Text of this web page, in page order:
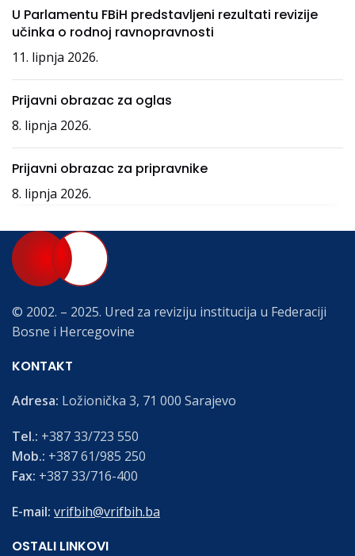
U Parlamentu FBiH predstavljeni rezultati revizije
učinka o rodnoj ravnopravnosti
11. lipnja 2026.
Prijavni obrazac za oglas
8. lipnja 2026.
Prijavni obrazac za pripravnike
8. lipnja 2026.
© 2002. – 2025. Ured za reviziju institucija u Federaciji
Bosne i Hercegovine
KONTAKT
Adresa: Ložionička 3, 71 000 Sarajevo
Tel.: +387 33/723 550
Mob.: +387 61/985 250
Fax: +387 33/716-400
E-mail: vrifbih@vrifbih.ba
OSTALI LINKOVI